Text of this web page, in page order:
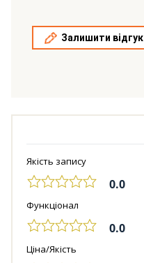
Залишити відгук
Якість запису
0.0
Функціонал
0.0
Ціна/Якість